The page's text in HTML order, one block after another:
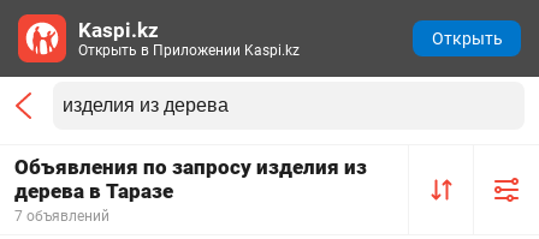
Объявления по запросу изделия из
дерева в Таразе
7 объявлений
Kaspi.kz
Открыть в Приложении Kaspi.kz
Открыть